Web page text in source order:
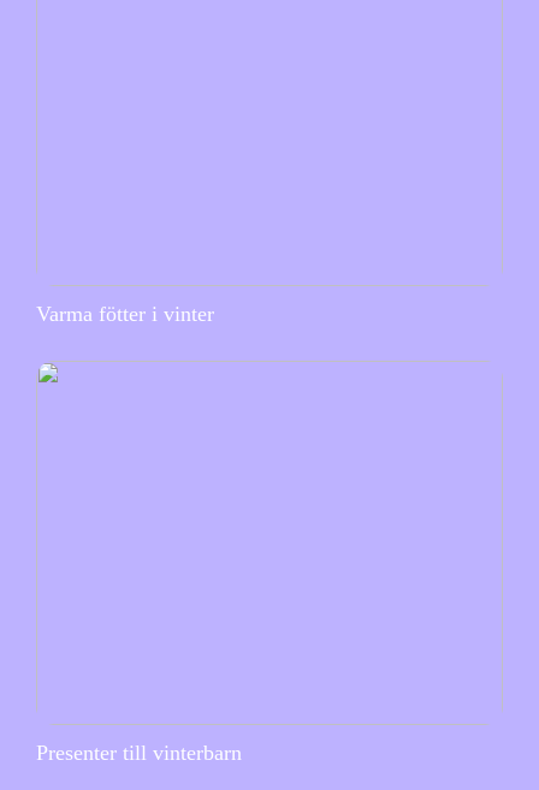
Varma fötter i vinter
Presenter till vinterbarn